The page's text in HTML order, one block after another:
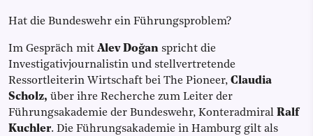
Hat die Bundeswehr ein Führungsproblem?
Im Gespräch mit Alev Doğan spricht die
Investigativjournalistin und stellvertretende
Ressortleiterin Wirtschaft bei The Pioneer, Claudia
Scholz, über ihre Recherche zum Leiter der
Führungsakademie der Bundeswehr, Konteradmiral Ralf
Kuchler. Die Führungsakademie in Hamburg gilt als